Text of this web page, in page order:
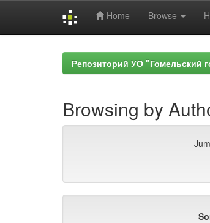
Home Browse
Репозиторий УО "Гомельский
Browsing by